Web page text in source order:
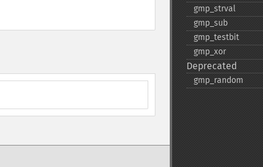
gmp_​strval
gmp_​sub
gmp_​testbit
gmp_​xor
Deprecated
gmp_​random